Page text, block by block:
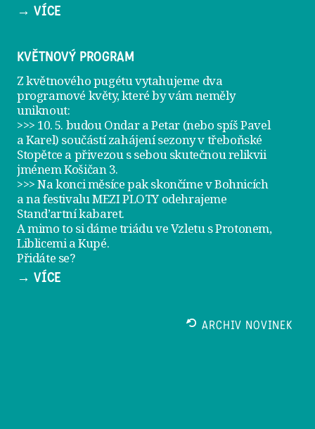
→ VÍCE
KVĚTNOVÝ PROGRAM
Z květnového pugétu vytahujeme dva
programové květy, které by vám neměly
uniknout:
>>> 10. 5. budou Ondar a Petar (nebo spíš Pavel
a Karel) součástí zahájení sezony vtřeboňské
Stopětce a přivezou s sebou skutečnou relikvii
jménemKošičan 3.
>>> Na konci měsíce pak skončíme v Bohnicích
a na festivaluMEZI PLOTY odehrajeme
Stand’artní kabaret.
A mimo to si dámetriádu ve Vzletu s Protonem,
Liblicemi a Kupé.
Přidáte se?
→ VÍCE
ARCHIV NOVINEK